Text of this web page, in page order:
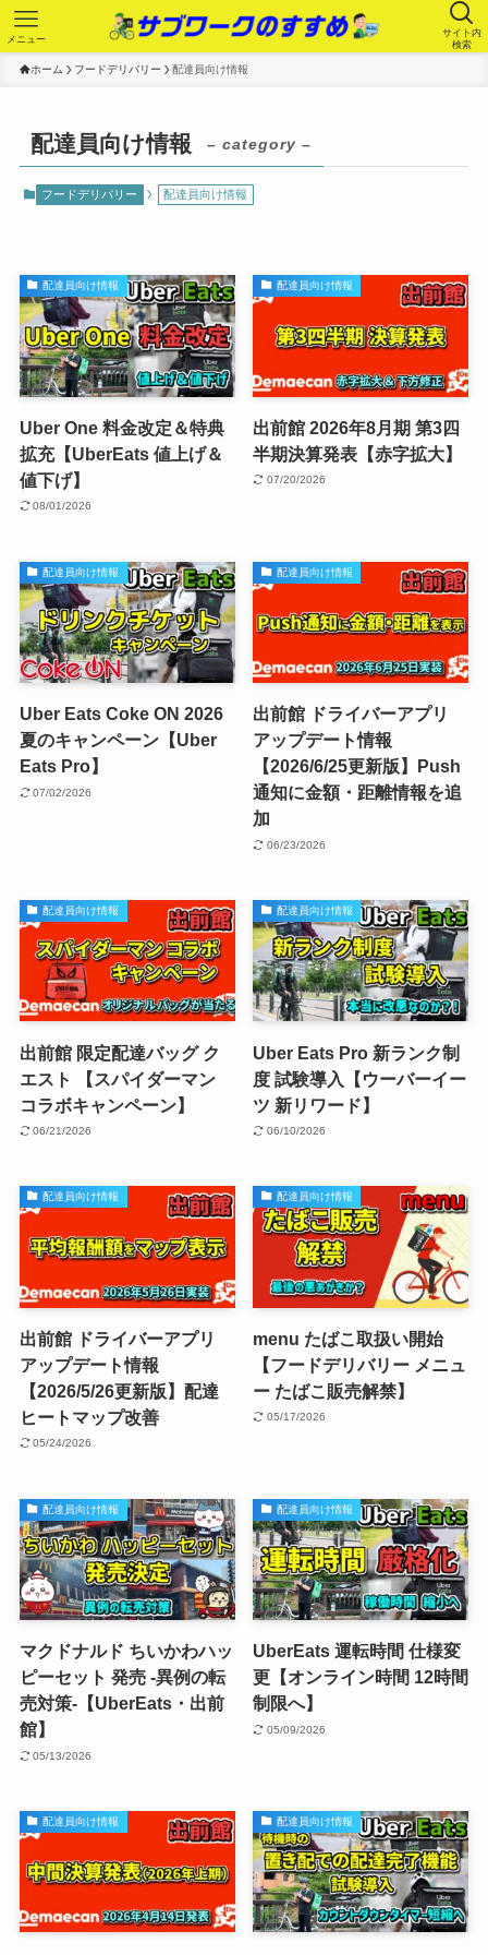
サイト内
検索
メニュー
ホーム フードデリバリー 配達員向け情報
配達員向け情報 – category –
フードデリバリー 配達員向け情報
配達員向け情報
Uber One 料金改定＆特典
拡充【UberEats 値上げ＆
値下げ】
08/01/2026
配達員向け情報
出前館 2026年8月期 第3四
半期決算発表【赤字拡大】
07/20/2026
配達員向け情報
Uber Eats Coke ON 2026
夏のキャンペーン【Uber
Eats Pro】
07/02/2026
配達員向け情報
出前館 ドライバーアプリ
アップデート情報
【2026/6/25更新版】Push
通知に金額・距離情報を追
加
06/23/2026
配達員向け情報
出前館 限定配達バッグ ク
エスト 【スパイダーマン
コラボキャンペーン】
06/21/2026
配達員向け情報
Uber Eats Pro 新ランク制
度 試験導入【ウーバーイー
ツ 新リワード】
06/10/2026
配達員向け情報
出前館 ドライバーアプリ
アップデート情報
【2026/5/26更新版】配達
ヒートマップ改善
05/24/2026
配達員向け情報
menu たばこ取扱い開始
【フードデリバリー メニュ
ー たばこ販売解禁】
05/17/2026
配達員向け情報
マクドナルド ちいかわハッ
ピーセット 発売 -異例の転
売対策-【UberEats・出前
館】
05/13/2026
配達員向け情報
UberEats 運転時間 仕様変
更【オンライン時間 12時間
制限へ】
05/09/2026
配達員向け情報 配達員向け情報